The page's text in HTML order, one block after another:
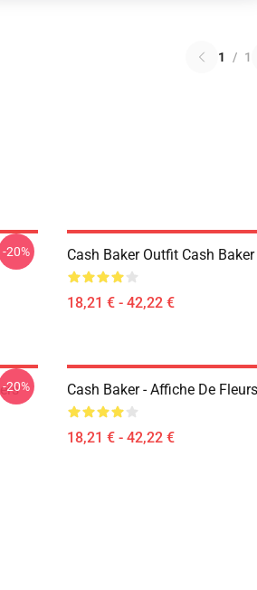
1 / 1
-20% Cash Baker Outfit Cash
18,21 € - 42,22 €
-20% Cash Baker - Affiche De
18,21 € - 42,22 €